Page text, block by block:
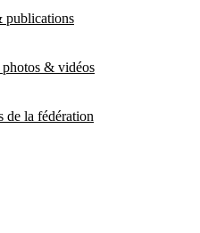
publications
photos & vidéos
de la fédération